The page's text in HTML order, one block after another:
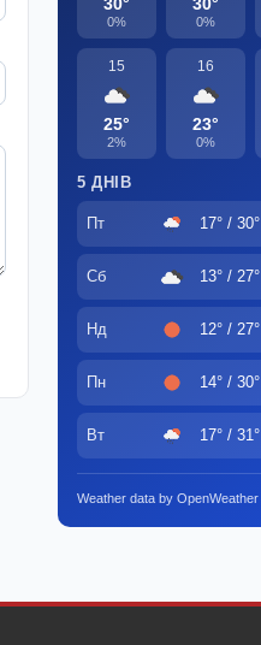
0% 0%
15
25°
2%
16
23°
0%
5 ДНІВ
Пт 17° / 30°
Сб 13° / 27°
Нд 12° / 27°
Пн 14° / 30°
Вт 17° / 31°
Weather data by OpenWeather